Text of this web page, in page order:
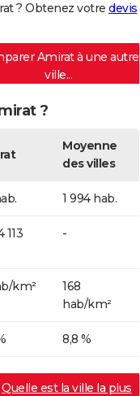
? Obtenez votre devis
Amirat à une autre
ville...
?
Moyenne
des villes
1 994 hab.
113 -
km²
168
hab/km²
8,8 %
Quelle est la ville la plus